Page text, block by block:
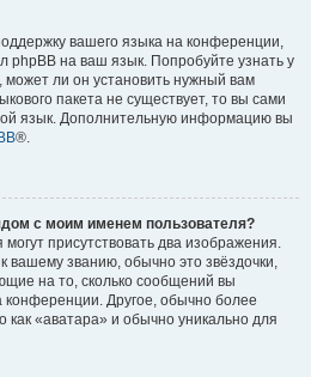
вашего языка на конференции,
phpBB на ваш язык. Попробуйте узнать у
ли он установить нужный вам
пакета не существует, то вы сами
язык. Дополнительную информацию вы
®.
с моим именем пользователя?
присутствовать два изображения.
вашему званию, обычно это звёздочки,
на то, сколько сообщений вы
конференции. Другое, обычно более
как «аватара» и обычно уникально для